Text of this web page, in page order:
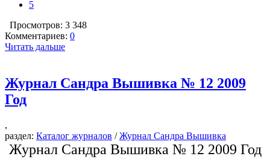
5
Просмотров: 3 348
Комментариев: 0
Читать дальше
Журнал Сандра Вышивка № 12 2009
Год
,
раздел: Каталог журналов /Журнал Сандра Вышивка
Журнал Сандра Вышивка № 12 2009 Год